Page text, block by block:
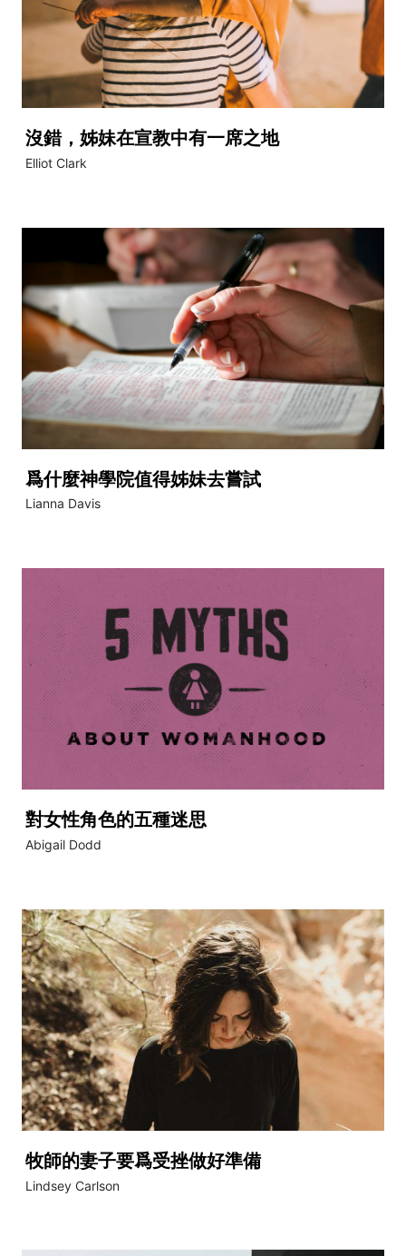
沒錯，姊妹在宣教中有一席之地
Elliot Clark
爲什麼神學院值得姊妹去嘗試
Lianna Davis
對女性角色的五種迷思
Abigail Dodd
牧師的妻子要爲受挫做好準備
Lindsey Carlson